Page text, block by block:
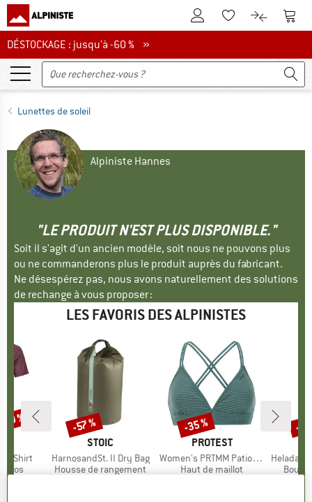
Vers le compte client
Vers la liste
Vers le
DÉSTOCKAGE : jusqu'à -60 %
DÉSTOCKAGE : jusqu'à -60 % »
Lunettes de soleil
Alpiniste Hannes
"LE PRODUIT N'EST PLUS DISPONIBLE."
Soit il s'agit d'un ancien modèle, soit nous ne pouvons plus
ou ne commanderons plus le produit auprès du fabricant.
Ne désespérez pas, nous avons naturellement des solutions
de rechange à vous proposer :
LES FAVORIS DES ALPINISTES
T-Shirt
%
MARQUE
STOIC
Article
HarnosandSt. II Dry Bag
Product group
Housse de rangement
Remise
-57 %
MARQUE
PROTEST
Article
Women's PRTMM Patio Triangle
Product group
Haut de maillot
Remise
-35 %
Article
HeladagenSt.
-